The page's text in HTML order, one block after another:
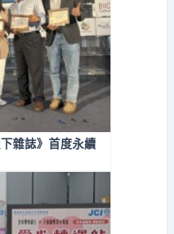
雜誌》首度永續